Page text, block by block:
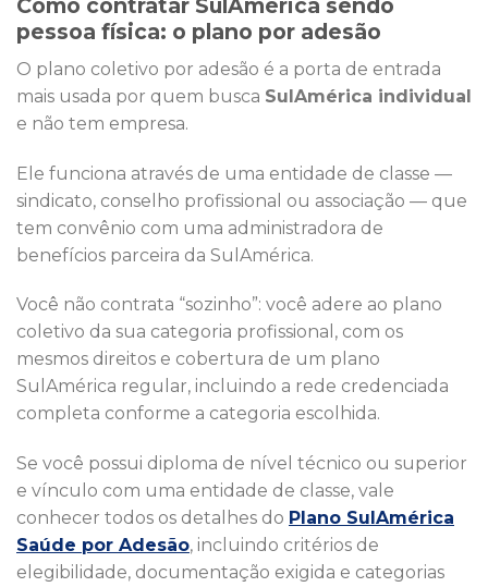
Como contratar SulAmérica sendo
pessoa física: o plano por adesão
O plano coletivo por adesão é a porta de entrada
mais usada por quem busca SulAmérica individual
e não tem empresa.
Ele funciona através de uma entidade de classe —
sindicato, conselho profissional ou associação — que
tem convênio com uma administradora de
benefícios parceira da SulAmérica.
Você não contrata “sozinho”: você adere ao plano
coletivo da sua categoria profissional, com os
mesmos direitos e cobertura de um plano
SulAmérica regular, incluindo a rede credenciada
completa conforme a categoria escolhida.
Se você possui diploma de nível técnico ou superior
e vínculo com uma entidade de classe, vale
conhecer todos os detalhes do Plano SulAmérica
Saúde por Adesão, incluindo critérios de
elegibilidade, documentação exigida e categorias